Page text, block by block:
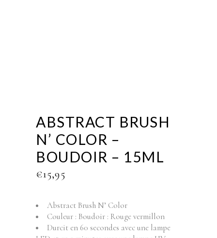
ABSTRACT BRUSH
N’ COLOR –
BOUDOIR – 15ML
€15,95
Abstract Brush N’ Color
Couleur : Boudoir : Rouge vermillon
Durcit en 60 secondes avec une lampe